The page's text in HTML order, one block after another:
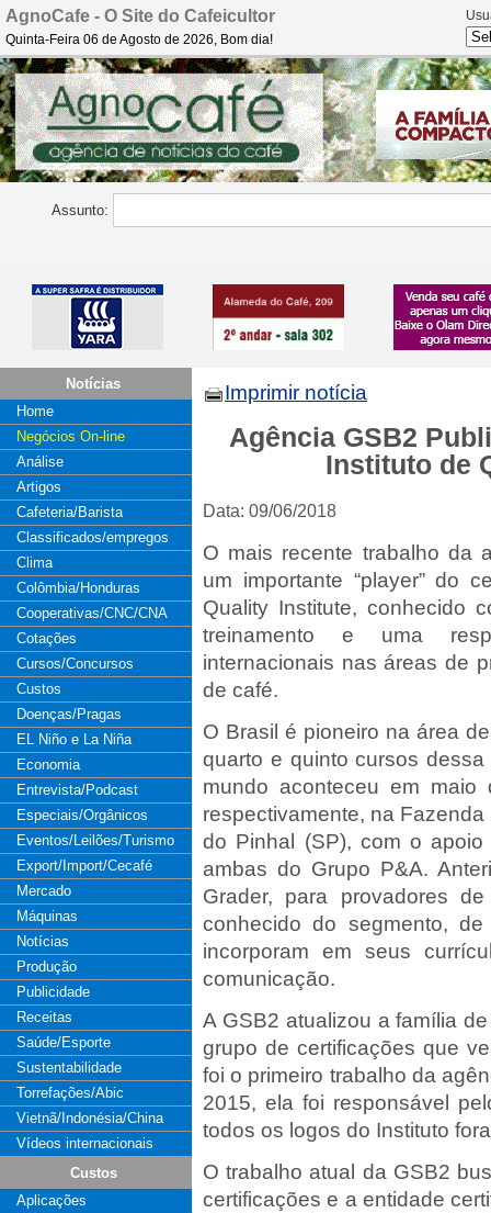
AgnoCafe - O Site do Cafeicultor
Quinta-Feira 06 de Agosto de 2026, Bom dia!
Assunto:
Notícias
Home
Negócios On-line
Análise
Artigos
Cafeteria/Barista
Classificados/empregos
Clima
Colômbia/Honduras
Cooperativas/CNC/CNA
Cotações
Cursos/Concursos
Custos
Doenças/Pragas
EL Niño e La Niña
Economia
Entrevista/Podcast
Especiais/Orgânicos
Eventos/Leilões/Turismo
Export/Import/Cecafé
Mercado
Máquinas
Notícias
Produção
Publicidade
Receitas
Saúde/Esporte
Sustentabilidade
Torrefações/Abic
Vietnã/Indonésia/China
Vídeos internacionais
Custos
Aplicações
Imprimir notícia
Agência GSB2
Instituto de
Data: 09/06/2018
O mais recente trabalho da
um importante “player” do
Quality Institute, conhecido
treinamento e uma
internacionais nas áreas de
de café.
O Brasil é pioneiro na área
quarto e quinto cursos
mundo aconteceu em
respectivamente, na
do Pinhal (SP), com o
ambas do Grupo P&A.
Grader, para provadores
conhecido do segmento,
incorporam em seus
comunicação.
A GSB2 atualizou a família
grupo de certificações que
foi o primeiro trabalho da
2015, ela foi responsável
todos os logos do Instituto
O trabalho atual da GSB2
certificações e a entidade